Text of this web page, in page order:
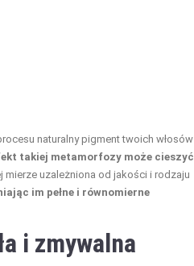
naturalny pigment twoich włosów
takiej metamorfozy może cieszyć
mierze uzależniona od jakości i rodzaju
im pełne i równomierne
i zmywalna